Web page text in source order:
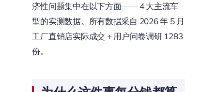
济性问题集中在以下方面—— 4 大主流车
型的实测数据。所有数据采自 2026 年 5 月
工厂直销店实际成交 + 用户问卷调研 1283
份。